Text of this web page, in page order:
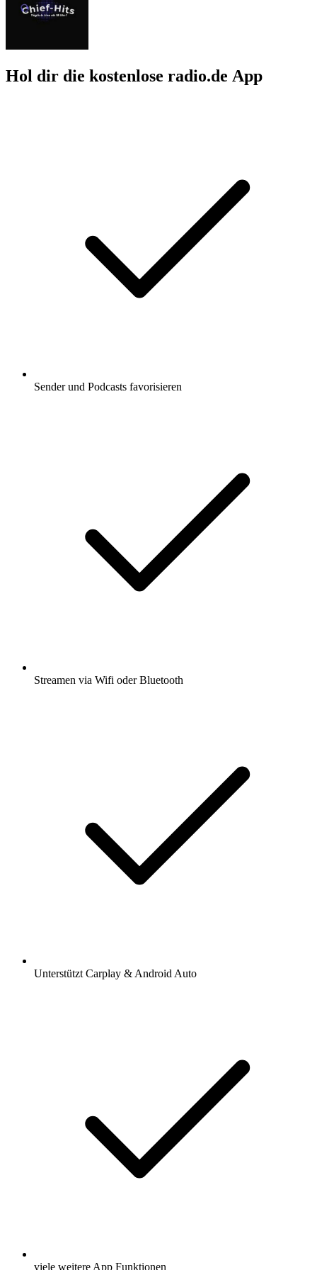
Hol dir die kostenlose radio.de App
Sender und Podcasts favorisieren
Streamen via Wifi oder Bluetooth
Unterstützt Carplay & Android Auto
viele weitere App Funktionen